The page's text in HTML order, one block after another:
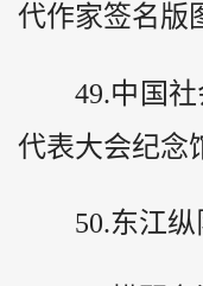
代作家签名版
49.中国
代表大会纪念
50.东江纵